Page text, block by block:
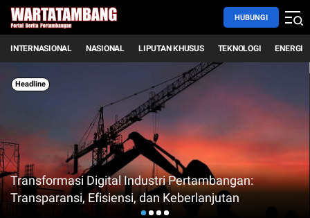
HUBUNGI
INTERNASIONAL NASIONAL LIPUTAN KHUSUS TEKNOLOGI ENERGI
Headline
Transformasi Digital Industri Pertambangan:
Transparansi, Efisiensi, dan Keberlanjutan